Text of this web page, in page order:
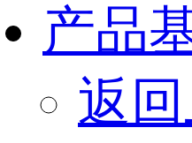
产品
返